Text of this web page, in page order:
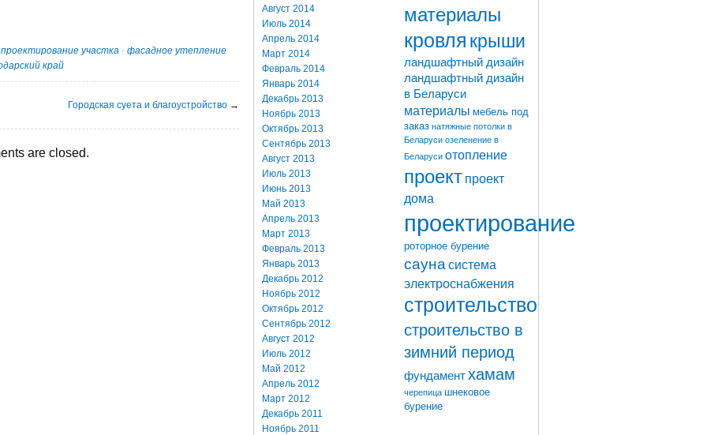
проектирование участка · фасадное утепление
край
Городская суета и благоустройство →
are closed.
Август 2014
Июль 2014
Апрель 2014
Март 2014
Февраль 2014
Январь 2014
Декабрь 2013
Ноябрь 2013
Октябрь 2013
Сентябрь 2013
Август 2013
Июль 2013
Июнь 2013
Май 2013
Апрель 2013
Март 2013
Февраль 2013
Январь 2013
Декабрь 2012
Ноябрь 2012
Октябрь 2012
Сентябрь 2012
Август 2012
Июль 2012
Май 2012
Апрель 2012
Март 2012
Декабрь 2011
Ноябрь 2011
материалы
кровля крыши
ландшафтный дизайн
ландшафтный дизайн
в Беларуси
материалы мебель под
заказ натяжные потолки в
Беларуси озеленение в
Беларуси отопление
проект проект
дома
проектирование
роторное бурение
сауна система
электроснабжения
строительство
строительство в
зимний период
фундаментхамам
черепица шнековое
бурение